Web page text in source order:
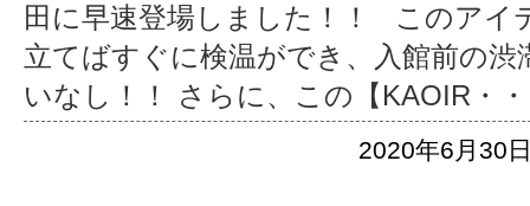
田に早速登場しました！！ このアイ
立てばすぐに検温ができ、入館前の
いなし！！ さらに、この【KAOIR ・
2020年6月30